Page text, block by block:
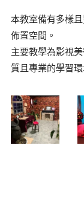
本教室備有多樣
佈置空間。
主要教學為影視
質且專業的學習環